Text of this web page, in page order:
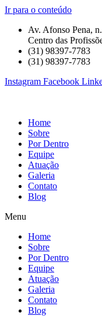
Ir para o conteúdo
Av. Afonso Pena,
Centro das
(31) 98397-7783
(31) 98397-7783
Instagram Facebook
Home
Sobre
Por Dentro
Equipe
Atuação
Galeria
Contato
Blog
Menu
Home
Sobre
Por Dentro
Equipe
Atuação
Galeria
Contato
Blog